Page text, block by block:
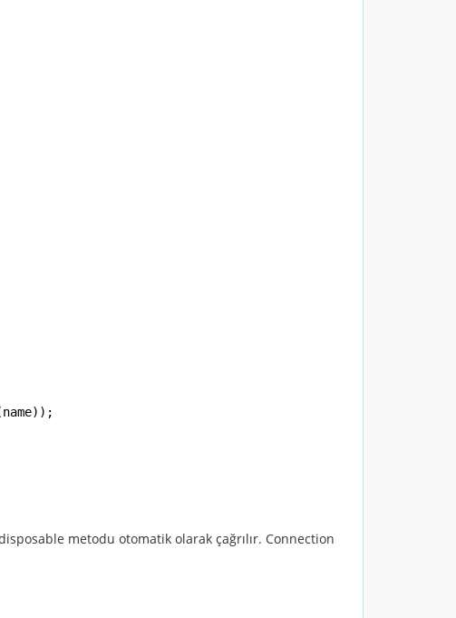
metodu otomatik olarak çağrılır. Connection